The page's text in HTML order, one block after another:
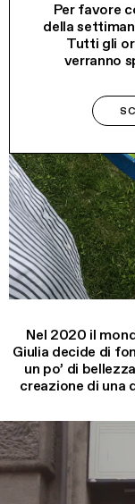
Per favore
della
Tutti gli
verranno
Nel 2020 il
Giulia decide di
un po’ di
creazione di una